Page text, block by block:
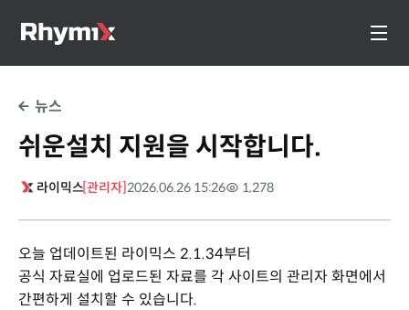
뉴스
쉬운설치 지원을 시작합니다.
라이믹스[관리자]2026.06.26 15:26 1,278
오늘 업데이트된 라이믹스 2.1.34부터
공식 자료실에 업로드된 자료를 각 사이트의 관리자 화면에서
간편하게 설치할 수 있습니다.